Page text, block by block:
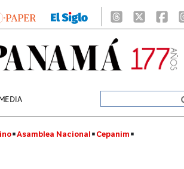
Asamblea Nacional Cepanim